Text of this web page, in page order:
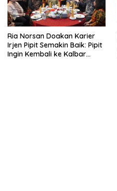
Ria Norsan Doakan Karier
Irjen Pipit Semakin Baik: Pipit
Ingin Kembali ke Kalbar